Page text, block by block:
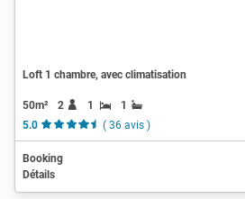
Loft 1 chambre, avec climatisation
50m² 2 1
1
5.0
( 36 avis )
Booking
Détails